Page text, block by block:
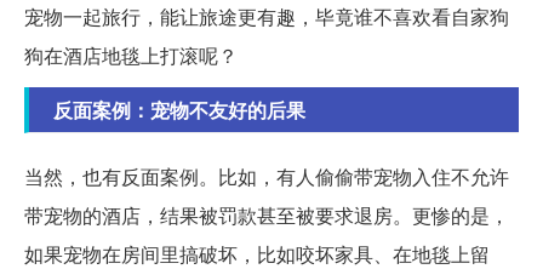
宠物一起旅行，能让旅途更有趣，毕竟谁不喜欢看自家狗
狗在酒店地毯上打滚呢？
反面案例：宠物不友好的后果
当然，也有反面案例。比如，有人偷偷带宠物入住不允许
带宠物的酒店，结果被罚款甚至被要求退房。更惨的是，
如果宠物在房间里搞破坏，比如咬坏家具、在地毯上留